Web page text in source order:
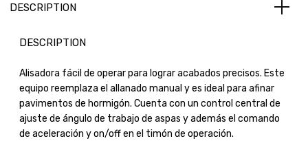
DESCRIPTION
DESCRIPTION
Alisadora fácil de operar para lograr acabados precisos. Este
equipo reemplaza el allanado manual y es ideal para afinar
pavimentos de hormigón. Cuenta con un control central de
ajuste de ángulo de trabajo de aspas y además el comando
de aceleración y on/off en el timón de operación.